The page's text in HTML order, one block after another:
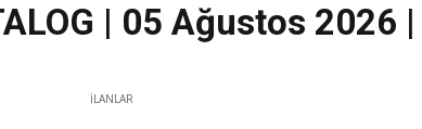
| 05 Ağustos 2026
İLANLAR